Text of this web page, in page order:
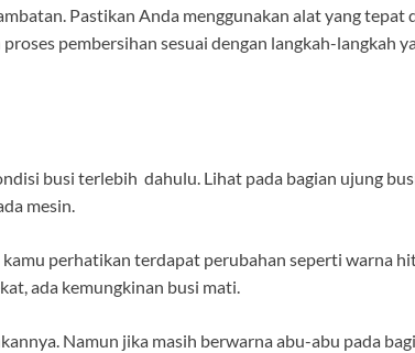
Pastikan Anda menggunakan alat yang
pembersihan sesuai dengan langkah-langkah
busi terlebih dahulu. Lihat pada bagian ujung
mesin.
perhatikan terdapat perubahan seperti warna
ada kemungkinan busi mati.
Namun jika masih berwarna abu-abu pada